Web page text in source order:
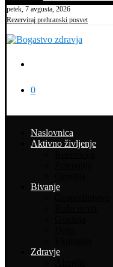
petek, 7 avgusta, 2026
Rezerviraj prehranski posvet
0
Naslovnica
Aktivno življenje
Bivanje
Zdravje